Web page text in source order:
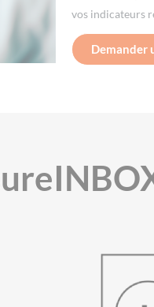
vos indicateurs
Demander